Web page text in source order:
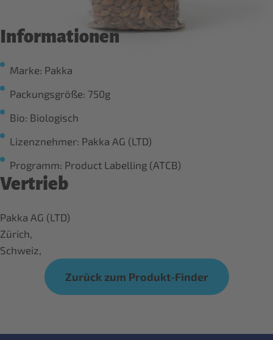
Informationen
Marke: Pakka
Packungsgröße: 750g
Bio: Biologisch
Lizenznehmer: Pakka AG (LTD)
Programm: Product Labelling (ATCB)
Vertrieb
Pakka AG (LTD)
Zürich,
Schweiz,
Zurück zum Produkt-Finder